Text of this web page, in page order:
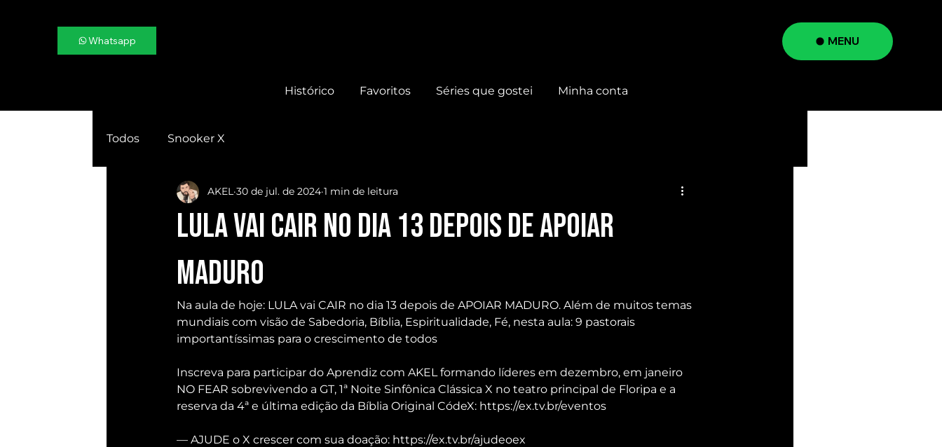
MENU
Whatsapp
Histórico Favoritos Séries que gostei Minha conta
Todos Snooker X
LULA vai CAIR no dia 13 depois de APOIAR
MADURO
AKEL 30 de jul. de 2024 1 min de leitura
Na aula de hoje: LULA vai CAIR no dia 13 depois de APOIAR MADURO. Além de muitos temas
mundiais com visão de Sabedoria, Bíblia, Espiritualidade, Fé, nesta aula: 9 pastorais
importantíssimas para o crescimento de todos
Inscreva para participar do Aprendiz com AKEL formando líderes em dezembro, em janeiro
NO FEAR sobrevivendo a GT, 1ª Noite Sinfônica Clássica X no teatro principal de Floripa e a
reserva da 4ª e última edição da Bíblia Original CódeX: https://ex.tv.br/eventos
— AJUDE o X crescer com sua doação: https://ex.tv.br/ajudeoex